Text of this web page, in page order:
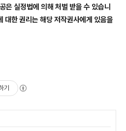
은 실정법에 의해 처벌 받을 수 있습니
대한 권리는 해당 저작권사에게 있음을
기